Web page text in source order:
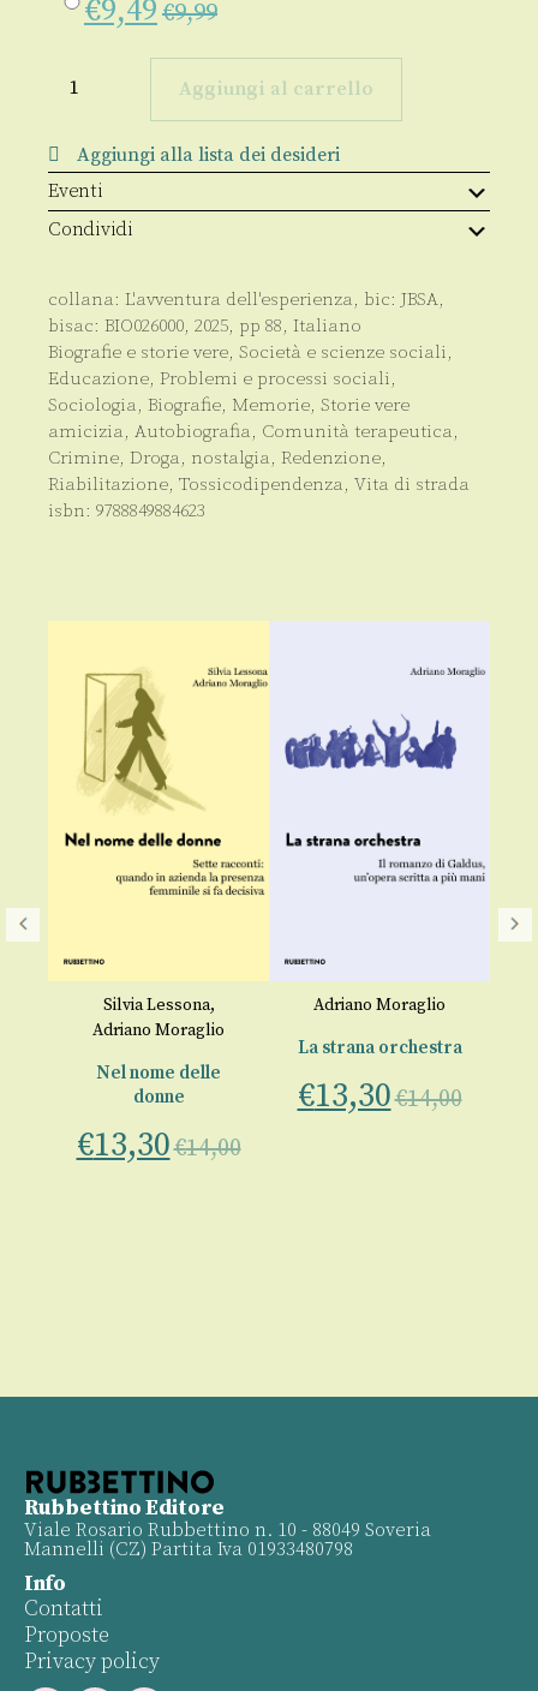
€9,49 €9,99
andata
quantità
Aggiungi al carrello
Aggiungi alla lista dei desideri
Eventi
Condividi
collana: L'avventura dell'esperienza, bic: JBSA,
bisac: BIO026000, 2025, pp 88, Italiano
Biografie e storie vere, Società e scienze sociali,
Educazione, Problemi e processi sociali,
Sociologia, Biografie, Memorie, Storie vere
amicizia, Autobiografia, Comunità terapeutica,
Crimine, Droga, nostalgia, Redenzione,
Riabilitazione, Tossicodipendenza, Vita di strada
isbn: 9788849884623
Silvia Lessona,
Adriano Moraglio
Nel nome delle
donne
€13,30€14,00
Adriano Moraglio
La strana orchestra
€13,30€14,00
Rubbettino Editore
Viale Rosario Rubbettino n. 10 - 88049 Soveria
Mannelli (CZ) Partita Iva 01933480798
Info
Contatti
Proposte
Privacy policy